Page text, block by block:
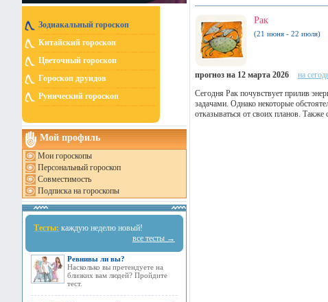
Зодиакальный гороскоп
Китайский гороскоп
Цветочный гороскоп
Гороскоп друидов
Рунический гороскоп
Мой профиль
Мои гороскопы
Персональный гороскоп
Совместимость
Подписка на гороскопы
Тесты: каждую неделю новый!
все тесты →
Ревнивы ли вы?
Насколько вы претендуете на
близких вам людей? Пройдите
тест.
Рак
(21 июня - 22 июля)
прогноз на 12 марта 2026 на
Сегодня Рак почувствует прилив
задачами. Однако некоторые
отказываться от своих планов. Также